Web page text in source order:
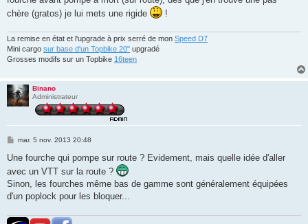
chère (gratos) je lui mets une rigide
!
La remise en état et l'upgrade à prix serré de mon Speed D7
Mini cargo sur base d'un Topbike 20" upgradé
Grosses modifs sur un Topbike 16teen
Binano
Administrateur
M
s
a
g
e
mar. 5 nov. 2013 20:48
Une fourche qui pompe sur route ? Evidement, mais quelle idée d'aller
avec un VTT sur la route ?
Sinon, les fourches même bas de gamme sont généralement équipées
d'un poplock pour les bloquer...